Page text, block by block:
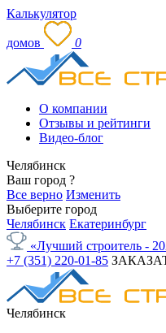
Калькулятор
домов 0
О компании
Отзывы и рейтинги
Видео-блог
Челябинск
Ваш город ?
Все верно Изменить
Выберите город
Челябинск Екатеринбург
«Лучший строитель -
+7 (351) 220-01-85
Челябинск